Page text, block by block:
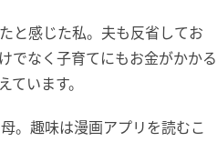
と感じた私。夫も反省してお
でなく子育てにもお金がかかる
います。
。趣味は漫画アプリを読むこ